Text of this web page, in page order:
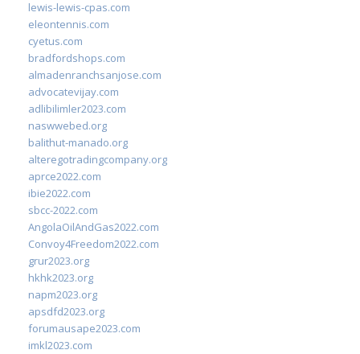
lewis-lewis-cpas.com
eleontennis.com
cyetus.com
bradfordshops.com
almadenranchsanjose.com
advocatevijay.com
adlibilimler2023.com
naswwebed.org
balithut-manado.org
alteregotradingcompany.org
aprce2022.com
ibie2022.com
sbcc-2022.com
AngolaOilAndGas2022.com
Convoy4Freedom2022.com
grur2023.org
hkhk2023.org
napm2023.org
apsdfd2023.org
forumausape2023.com
imkl2023.com